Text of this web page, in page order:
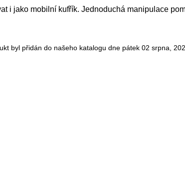
i jako mobilní kufřík. Jednoduchá manipulace
byl přidán do našeho katalogu dne pátek 02 srpna,